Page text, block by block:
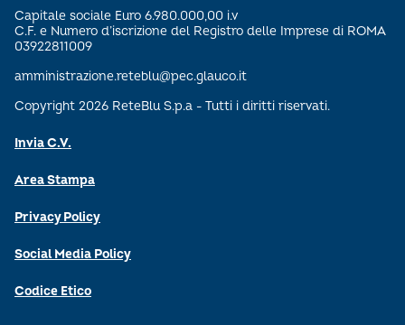
Capitale sociale Euro 6.980.000,00 i.v
C.F. e Numero d’iscrizione del Registro delle Imprese di ROMA
03922811009
amministrazione.reteblu@pec.glauco.it
Copyright 2026 ReteBlu S.p.a - Tutti i diritti riservati.
Invia C.V.
Area Stampa
Privacy Policy
Social Media Policy
Codice Etico